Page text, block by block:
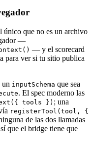
único que no es un archivo
—
— y el scorecard
para ver si tu sitio publica
un inputSchema que sea
. El spec moderno las
tools }) ; una
registerTool(tool, {
de las dos llamadas
que el bridge tiene que